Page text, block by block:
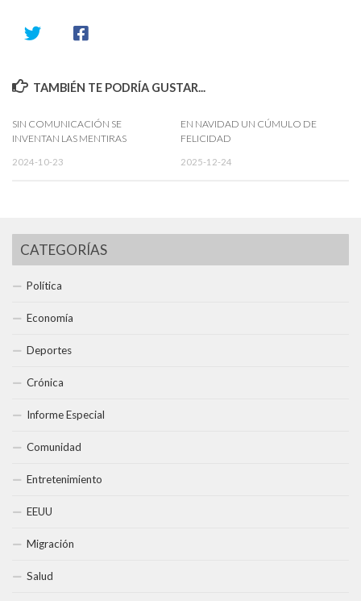
TAMBIÉN TE PODRÍA GUSTAR...
SIN COMUNICACIÓN SE
INVENTAN LAS MENTIRAS
2024-10-23
EN NAVIDAD UN CÚMULO DE
FELICIDAD
2025-12-24
CATEGORÍAS
Política
Economía
Deportes
Crónica
Informe Especial
Comunidad
Entretenimiento
EEUU
Migración
Salud